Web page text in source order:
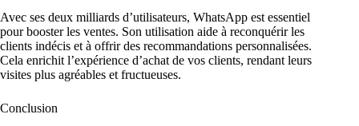
Avec ses deux milliards d’utilisateurs, WhatsApp est essentiel
pour booster les ventes. Son utilisation aide à reconquérir les
clients indécis et à offrir des recommandations personnalisées.
Cela enrichit l’expérience d’achat de vos clients, rendant leurs
visites plus agréables et fructueuses.
Conclusion